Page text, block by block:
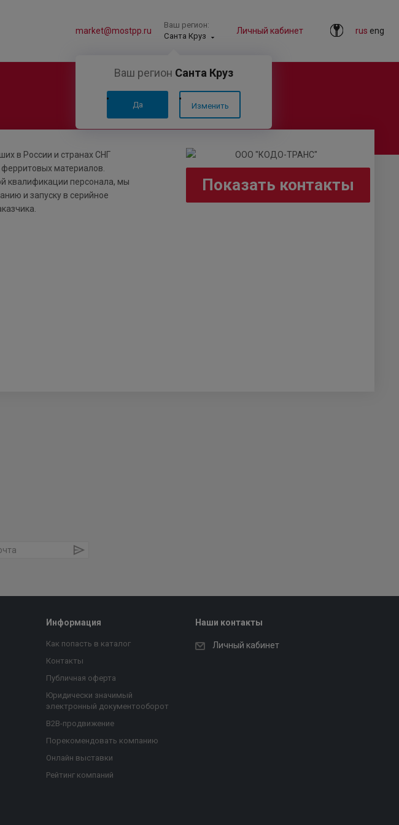
rus eng
Личный кабинет
Ваш регион:
Санта Круз
Ваш регион Санта Круз
Да Изменить
market@mostpp.ru
Показать контакты
в России и странах СНГ
материалов.
квалификации персонала, мы
и запуску в серийное
Информация
Как попасть в каталог
Контакты
Публичная оферта
Юридически значимый
электронный документооборот
B2B-продвижение
Порекомендовать компанию
Онлайн выставки
Рейтинг компаний
Наши контакты
Личный кабинет